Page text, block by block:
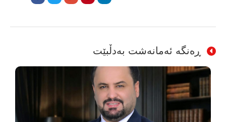
ڕەنگە ئەمانەشت بەدڵبێت